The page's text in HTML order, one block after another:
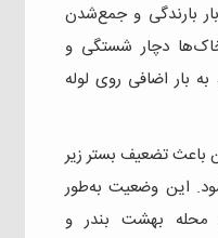
بارندگی و جمع‌شدن
دچار شستگی و
بار اضافی روی لوله
باعث تضعیف بستر زیر
این وضعیت به‌طور
محله بهشت بندر و